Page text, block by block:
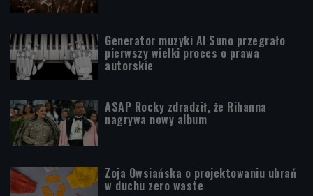
Generator muzyki AI Suno przegrało
pierwszy wielki proces o prawa
autorskie
A$AP Rocky zdradził, że Rihanna
nagrywa nowy album
Zoja Owsiańska o projektowaniu ubrań
w duchu zero waste